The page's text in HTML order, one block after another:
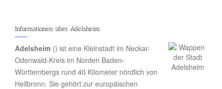
Informationen über Adelsheim
Adelsheim () ist eine Kleinstadt im Neckar-
Odenwald-Kreis im Norden Baden-
Württembergs rund 40 Kilometer nördlich von
Heilbronn. Sie gehört zur europäischen